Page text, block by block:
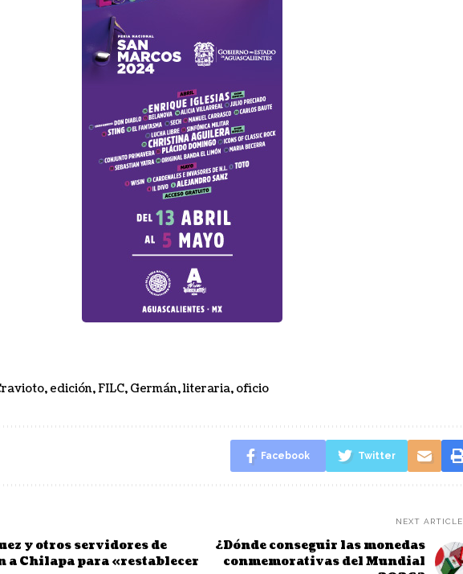
, edición,FILC, Germán,literaria, oficio
Facebook Twitter
y otros servidores de
a Chilapa para «restablecer
NEXT ARTICLE
¿Dónde conseguir las monedas
conmemorativas del Mundial